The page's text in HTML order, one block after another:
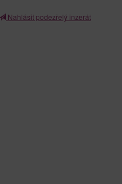
Nahlásit podezřelý inzerát